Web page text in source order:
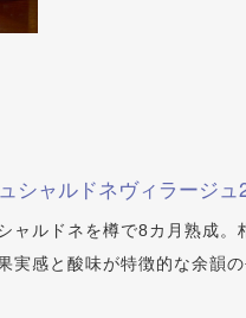
シャルドネヴィラージュ
ャルドネを樽で8カ月熟成。
実感と酸味が特徴的な余韻